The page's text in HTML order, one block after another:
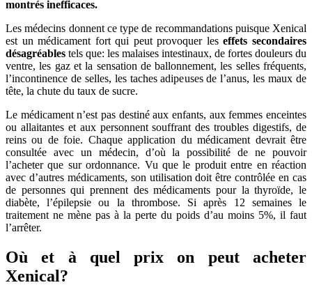
montrés inefficaces.
Les médecins donnent ce type de recommandations puisque Xenical
est un médicament fort qui peut provoquer leseffets secondaires
désagréables tels que: les malaises intestinaux, de fortes douleurs du
ventre, les gaz et la sensation de ballonnement, les selles fréquents,
l’incontinence de selles, les taches adipeuses de l’anus, les maux de
tête, la chute du taux de sucre.
Le médicament n’est pas destiné aux enfants, aux femmes enceintes
ou allaitantes et aux personnent souffrant des troubles digestifs, de
reins ou de foie. Chaque application du médicament devrait être
consultée avec un médecin, d’où la possibilité de ne pouvoir
l’acheter que sur ordonnance. Vu que le produit entre en réaction
avec d’autres médicaments, son utilisation doit être contrôlée en cas
de personnes qui prennent des médicaments pour la thyroïde, le
diabète, l’épilepsie ou la thrombose. Si après 12 semaines le
traitement ne mène pas à la perte du poids d’au moins 5%, il faut
l’arrêter.
Où et à quel prix on peut acheter
Xenical?